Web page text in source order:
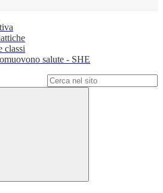
classi
salute - SHE